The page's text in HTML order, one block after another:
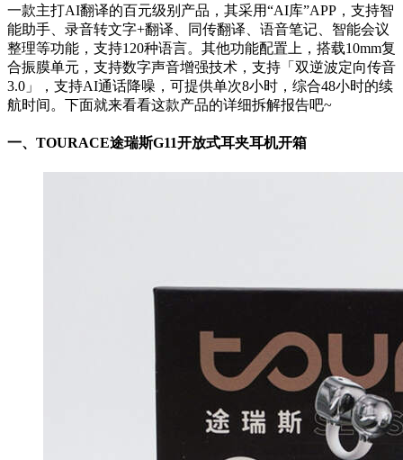
一款主打AI翻译的百元级别产品，其采用“AI库”APP，支持智
能助手、录音转文字+翻译、同传翻译、语音笔记、智能会议
整理等功能，支持120种语言。其他功能配置上，搭载10mm复
合振膜单元，支持数字声音增强技术，支持「双逆波定向传音
3.0」，支持AI通话降噪，可提供单次8小时，综合48小时的续
航时间。下面就来看看这款产品的详细拆解报告吧~
一、 TOURACE途瑞斯G11开放式耳夹耳机开箱